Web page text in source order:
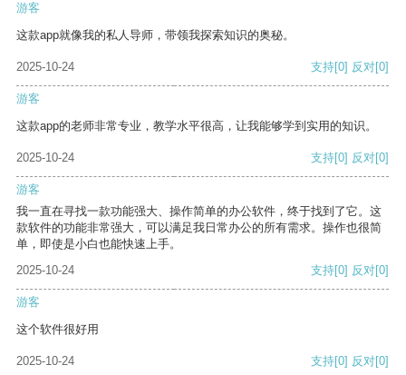
游客
这款app就像我的私人导师，带领我探索知识的奥秘。
2025-10-24 支持[0] 反对[0]
游客
这款app的老师非常专业，教学水平很高，让我能够学到实用的知识。
2025-10-24 支持[0] 反对[0]
游客
我一直在寻找一款功能强大、操作简单的办公软件，终于找到了它。这
款软件的功能非常强大，可以满足我日常办公的所有需求。操作也很简
单，即使是小白也能快速上手。
2025-10-24
支持[0] 反对[0]
游客
这个软件很好用
2025-10-24 支持[0] 反对[0]